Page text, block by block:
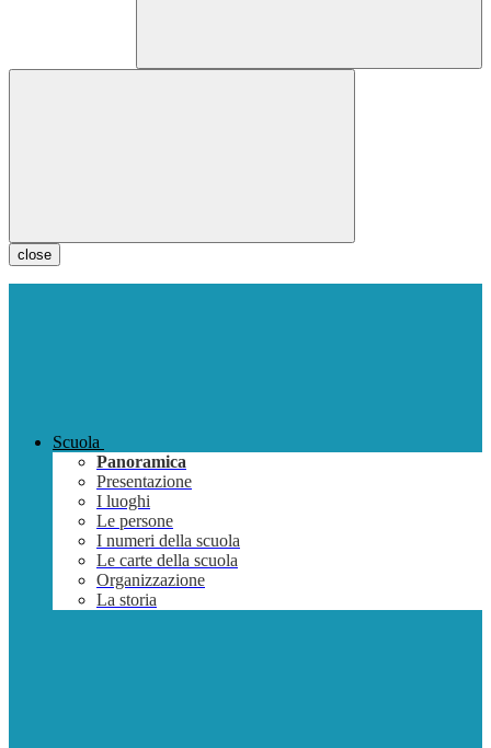
close
Scuola
Panoramica
Presentazione
I luoghi
Le persone
I numeri della scuola
Le carte della scuola
Organizzazione
La storia